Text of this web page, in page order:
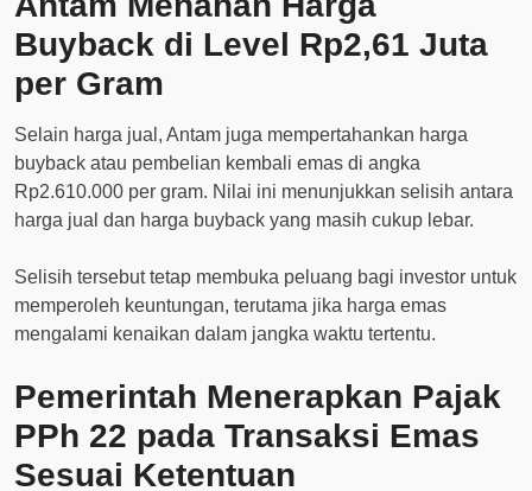
Buyback di Level Rp2,61 Juta
per Gram
Selain harga jual, Antam juga mempertahankan harga
buyback atau pembelian kembali emas di angka
Rp2.610.000 per gram. Nilai ini menunjukkan selisih antara
harga jual dan harga buyback yang masih cukup lebar.
Selisih tersebut tetap membuka peluang bagi investor untuk
memperoleh keuntungan, terutama jika harga emas
mengalami kenaikan dalam jangka waktu tertentu.
Pemerintah Menerapkan Pajak
PPh 22 pada Transaksi Emas
Sesuai Ketentuan